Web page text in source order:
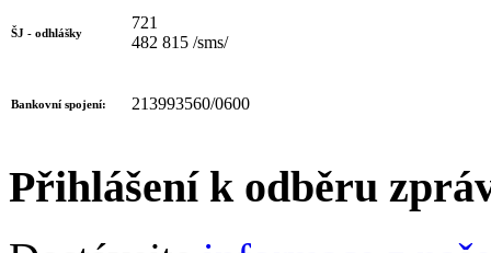
ŠJ - odhlášky
721
482 815 /sms/
Bankovní spojení: 213993560/0600
Přihlášení k odběru